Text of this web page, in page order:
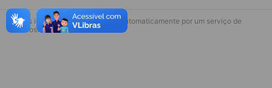
* Esses idiomas serão traduzidos automaticamente por um serviço de
terceiros.